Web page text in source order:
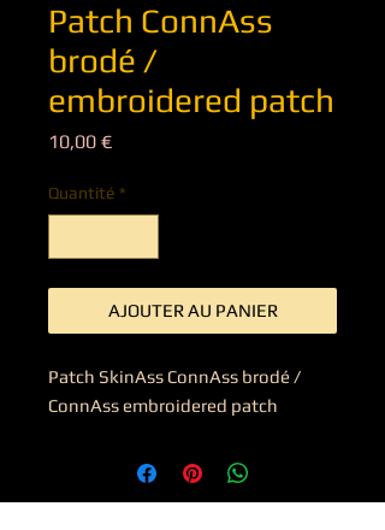
Patch ConnAss
brodé /
embroidered patch
10,00 €Prix
Quantité *
AJOUTER AU PANIER
Patch SkinAss ConnAss brodé /
ConnAss embroidered patch